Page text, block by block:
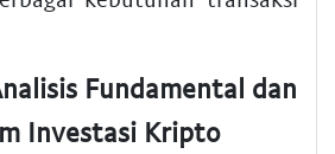
Fundamental dan
Investasi Kripto